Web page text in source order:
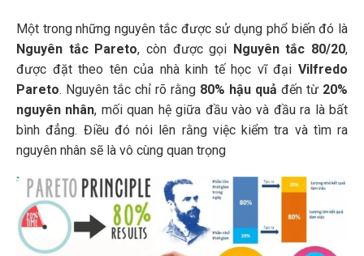
Một trong những nguyên tắc được sử dụng phổ biến đó là
Nguyên tắc Pareto, còn được gọi Nguyên tắc 80/20,
được đặt theo tên của nhà kinh tế học vĩ đại Vilfredo
Pareto. Nguyên tắc chỉ rõ rằng 80% hậu quả đến từ 20%
nguyên nhân, mối quan hệ giữa đầu vào và đầu ra là bất
bình đẳng. Điều đó nói lên rằng việc kiểm tra và tìm ra
nguyên nhân sẽ là vô cùng quan trọng